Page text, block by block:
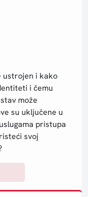
ustrojen i kako
i čemu
može
su uključene u
pristupa
svoj